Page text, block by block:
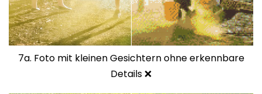
7a. Foto mit kleinen Gesichtern ohne erkennbare
Details ❌